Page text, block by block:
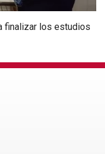
finalizar los estudios